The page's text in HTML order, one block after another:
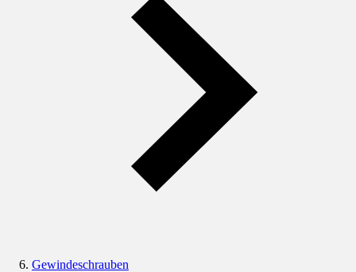
Gewindeschrauben